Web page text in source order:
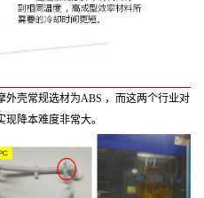
外壳常规选材为ABS ，而这两个行业对
现降本难度非常大。